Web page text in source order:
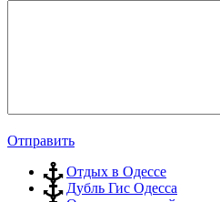
Отправить
Отдых в Одессе
Дубль Гис Одесса